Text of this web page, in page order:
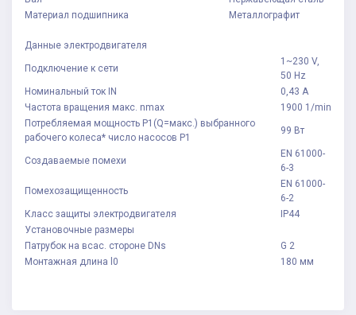
Материал подшипника
Металлографит
Данные электродвигателя
Подключение к сети
1~230 V,
50 Hz
Номинальный ток IN
0,43 А
Частота вращения макс. nmax
1900 1/min
Потребляемая мощность P1(Q=макс.) выбранного
рабочего колеса* число насосов P1
99 Вт
Создаваемые помехи
EN 61000-
6-3
Помехозащищенность
EN 61000-
6-2
Класс защиты электродвигателя
IP44
Установочные размеры
Патрубок на всас. стороне DNs
G 2
Монтажная длина l0
180 мм